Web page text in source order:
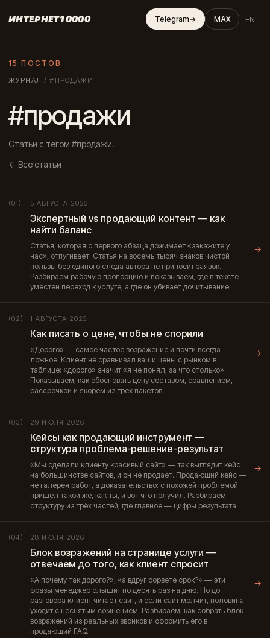
ИНТЕРНЕТ10000 Telegram→ MAX EN
15 ПОСТОВ
ЖУРНАЛ /#ПРОДАЖИ
#продажи
Статьи с тегом #продажи.
← Все статьи
(01) 5 АВГУСТА 2026
Экспертный vs продающий контент — как
найти баланс
Статья, которая с первого абзаца дожимает «закажите у
нас», отпугивает. Статья на восемь тысяч знаков чистой
пользы без единого следа автора не приносит заявок.
Разбираем рабочую пропорцию и показываем, где в тексте
уместен переход к услуге, а где он убивает дочитывание.
→
(02) 1 АВГУСТА 2026
Как писать о цене, чтобы не спорили
«Дорого» — самое частое возражение и почти всегда
ложное. Клиент не сравнивал ваши цены с рынком в
таблице: «дорого» значит «я не понял, за что столько».
Показываем, как обосновать цену составом, сравнением,
рассрочкой и якорем из трёх пакетов.
→
(03) 29 ИЮЛЯ 2026
Кейсы как продающий инструмент —
структура проблема-решение-результат
«Мы сделали клиенту красивый сайт» — так выглядит кейс
на большинстве сайтов, и он не продаёт. Продающий кейс —
не галерея работ, а доказательство: с похожей проблемой
пришёл такой же, как ты, и вот что получил. Разбираем
структуру из трёх частей, где главное — цифры результата.
→
(04) 28 ИЮЛЯ 2026
Блок возражений на странице услуги —
отвечаем до того, как клиент спросит
«А почему так дорого?», «а вдруг сорвёте срок?» — эти
фразы менеджер слышит по десять раз на дню. Но до
разговора клиент читает сайт, и если сайт молчит, половина
уходит с неснятым сомнением. Разбираем, как собрать блок
возражений из реальных звонков и оформить его в
продающий FAQ.
→